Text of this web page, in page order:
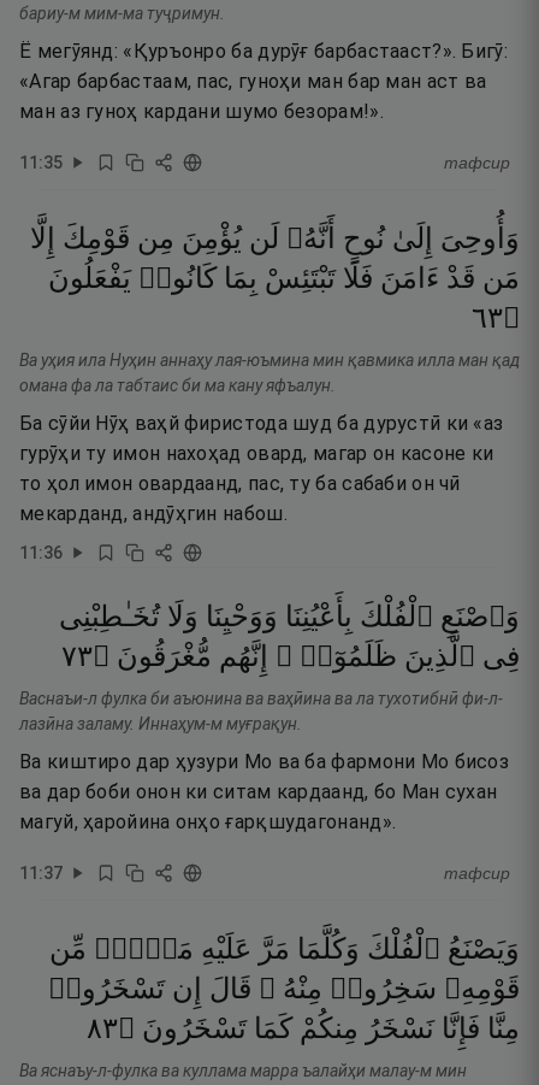
бариу-м мим-ма туҷримун.
Ё мегӯянд: «Қуръонро ба дурӯғ барбастааст?». Бигӯ:
«Агар барбастаам, пас, гуноҳи ман бар ман аст ва
ман аз гуноҳ кардани шумо безорам!».
11:35 тафсир
وَأُوحِىَ إِلَىٰ نُوحٍ أَنَّهُۥ لَن يُؤْمِنَ مِن قَوْمِكَ
إِلَّا
مَن قَدْ ءَامَنَ فَلَا تَبْتَئِسْ بِمَا كَانُوا۟ يَفْعَلُونَ
۝٣٦
Ва уҳия ила Нуҳин аннаҳу лая-юъмина мин қавмика илла ман қад
омана фа ла табтаис би ма кану яфъалун.
Ба сӯйи Нӯҳ ваҳй фиристода шуд ба дурустӣ ки «аз
гурӯҳи ту имон нахоҳад овард, магар он касоне ки
то ҳол имон овардаанд, пас, ту ба сабаби он чӣ
мекарданд, андӯҳгин набош.
11:36
وَٱصْنَعِ ٱلْفُلْكَ بِأَعْيُنِنَا وَوَحْيِنَا وَلَا تُخَـٰطِبْنِى
فِى ٱلَّذِينَ ظَلَمُوٓا۟ ۚ إِنَّهُم مُّغْرَقُونَ ۝٣٧
Васнаъи-л фулка би аъюнина ва ваҳӣина ва ла тухотибнӣ фи-л-
лазӣна заламу. Иннаҳум-м муғрақун.
Ва киштиро дар ҳузури Мо ва ба фармони Мо бисоз
ва дар боби онон ки ситам кардаанд, бо Ман сухан
магуй, ҳаройина онҳо ғарқшудагонанд».
11:37 тафсир
وَيَصْنَعُ ٱلْفُلْكَ وَكُلَّمَا مَرَّ عَلَيْهِ مَلَأٌۭ مِّن
قَوْمِهِۦ سَخِرُوا۟ مِنْهُ ۚ قَالَ إِن تَسْخَرُوا۟
مِنَّا فَإِنَّا نَسْخَرُ مِنكُمْ كَمَا تَسْخَرُونَ ۝٣٨
Ва яснаъу-л-фулка ва куллама марра ъалайҳи малау-м мин